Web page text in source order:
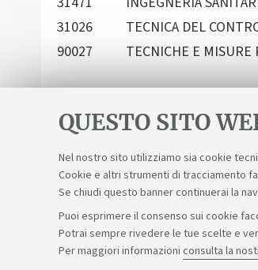
QUESTO SITO
Nel nostro sito utilizziamo sia cookie
Cookie e altri strumenti di tracciamento
Se chiudi questo banner continuerai la
Puoi esprimere il consenso sui cookie
Potrai sempre rivedere le tue scelte e
Per maggiori informazioni consulta la
31026
TECNICA DEL
90027
TECNICHE E
Sosteniamo il diritto alla conoscenza